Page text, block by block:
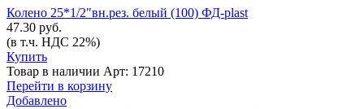
Колено 25*1/2"вн.рез. белый (100) ФД-plast
47.30 руб.
(в т.ч. НДС 22%)
Купить
Товар в наличии Арт: 17210
Перейти в корзину
Добавлено